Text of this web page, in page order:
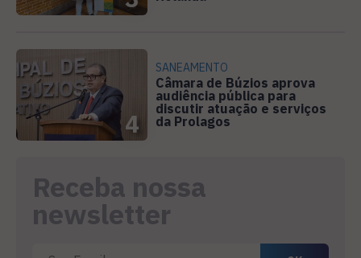
4
SANEAMENTO
Câmara de Búzios aprova
audiência pública para
discutir atuação e serviços
da Prolagos
Receba nossa
newsletter